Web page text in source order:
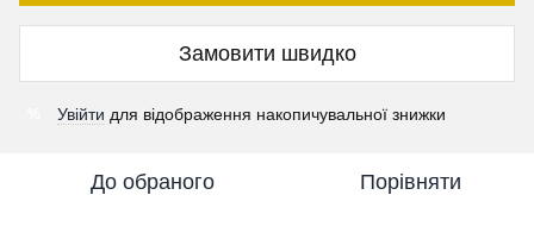
Замовити швидко
Увійти для відображення накопичувальної знижки
До обраного Порівняти